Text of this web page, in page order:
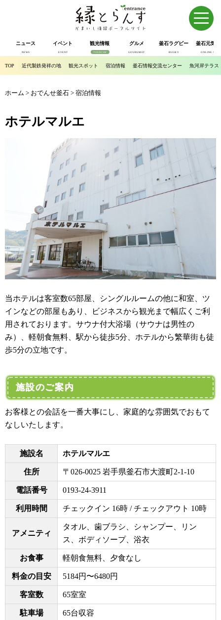
ニュース
NEWS
イベント
EVENT
観光情報
TOURISM
グルメ
GOURUMET
釜石ラグビー
RUGBY
釜石元気
ONLINE SHOP
TOP 近代製鉄発祥の地 観光スポット 宿泊情報 釜石情報交流センター 魚河岸テラス
ホーム > おでんせ釜石 > 宿泊情報
ホテルマルエ
当ホテルは客室数65部屋、シングルルームの他に和室、ツ
インなどの部屋もあり、ビジネスから観光まで幅広くご利
用されております。サウナ付大浴場（サウナは男性の
み）、軽朝食無料、駅から徒歩5分、ホテルから繁華街も徒
歩5分の立地です。
施設のご案内
お客様との会話を一番大事にし、家庭的な雰囲気でおもて
なしいたします。
施設名 ホテルマルエ
住所 〒026-0025 岩手県釜石市大渡町2-1-10
電話番号 0193-24-3911
利用時間 チェックイン 16時 / チェックアウト 10時
アメニティ
タオル、歯ブラシ、シャンプー、リン
ス、ボディソープ、浴衣
お食事 軽朝食無料、夕食なし
料金の目安 5184円〜6480円
客室数 65室室
駐車場 65台収容